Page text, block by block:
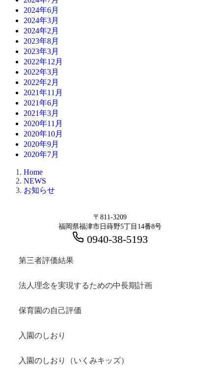
2024年6月
2024年3月
2024年2月
2023年8月
2023年3月
2022年12月
2022年3月
2022年2月
2021年11月
2021年6月
2021年3月
2020年11月
2020年10月
2020年9月
2020年7月
Home
NEWS
お知らせ
〒811-3209
福岡県福津市日蒔野5丁目14番8号
0940-38-5193
第三者評価結果
法人理念を実現するための中長期計画
保育園の自己評価
入園のしおり
入園のしおり（いくみキッズ）